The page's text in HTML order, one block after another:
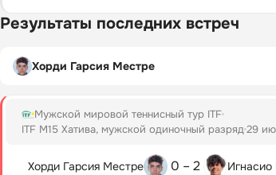
Результаты последних встреч
Хорди Гарсия Местре
Мужской мировой теннисный тур ITF
ITF M15 Хатива, мужской одиночный разряд29
Хорди Гарсия Местре 0 – 2